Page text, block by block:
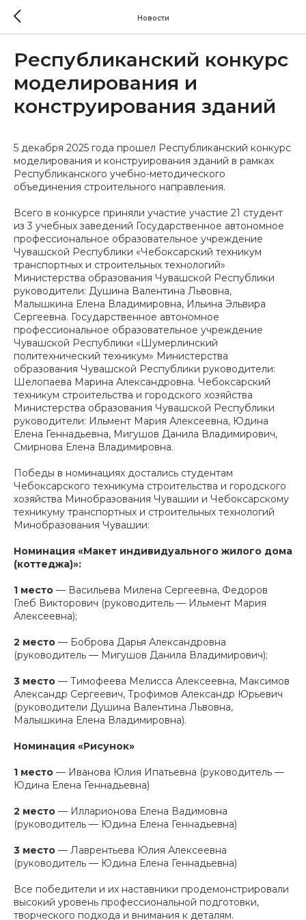
Новости
Республиканский конкурс
моделирования и
конструирования зданий
5 декабря 2025 года прошел Республиканский конкурс
моделирования и конструирования зданий в рамках
Республиканского учебно-методического
объединения строительного направления.
Всего в конкурсе приняли участие участие 21 студент
из 3 учебных заведений Государственное автономное
профессиональное образовательное учреждение
Чувашской Республики «Чебоксарский техникум
транспортных и строительных технологий»
Министерства образования Чувашской Республики
руководители: Душина Валентина Львовна,
Малышкина Елена Владимировна, Ильина Эльвира
Сергеевна. Государственное автономное
профессиональное образовательное учреждение
Чувашской Республики «Шумерлинский
политехнический техникум» Министерства
образования Чувашской Республики руководители:
Шелопаева Марина Александровна. Чебоксарский
техникум строительства и городского хозяйства
Министерства образования Чувашской Республики
руководители: Ильмент Мария Алексеевна, Юдина
Елена Геннадьевна, Мигушов Данила Владимирович,
Смирнова Елена Владимировна.
Победы в номинациях достались студентам
Чебоксарского техникума строительства и городского
хозяйства Минобразования Чувашии и Чебоксарскому
техникуму транспортных и строительных технологий
Минобразования Чувашии:
Номинация «Макет индивидуального жилого дома
(коттеджа)»:
1 место — Васильева Милена Сергеевна, Федоров
Глеб Викторович (руководитель — Ильмент Мария
Алексеевна);
2 место — Боброва Дарья Александровна
(руководитель — Мигушов Данила Владимирович);
3 место — Тимофеева Мелисса Алексеевна, Максимов
Александр Сергеевич, Трофимов Александр Юрьевич
(руководители Душина Валентина Львовна,
Малышкина Елена Владимировна).
Номинация «Рисунок»
1 место — Иванова Юлия Ипатьевна (руководитель —
Юдина Елена Геннадьевна)
2 место — Илларионова Елена Вадимовна
(руководитель — Юдина Елена Геннадьевна)
3 место — Лаврентьева Юлия Алексеевна
(руководитель — Юдина Елена Геннадьевна)
Все победители и их наставники продемонстрировали
высокий уровень профессиональной подготовки,
творческого подхода и внимания к деталям.